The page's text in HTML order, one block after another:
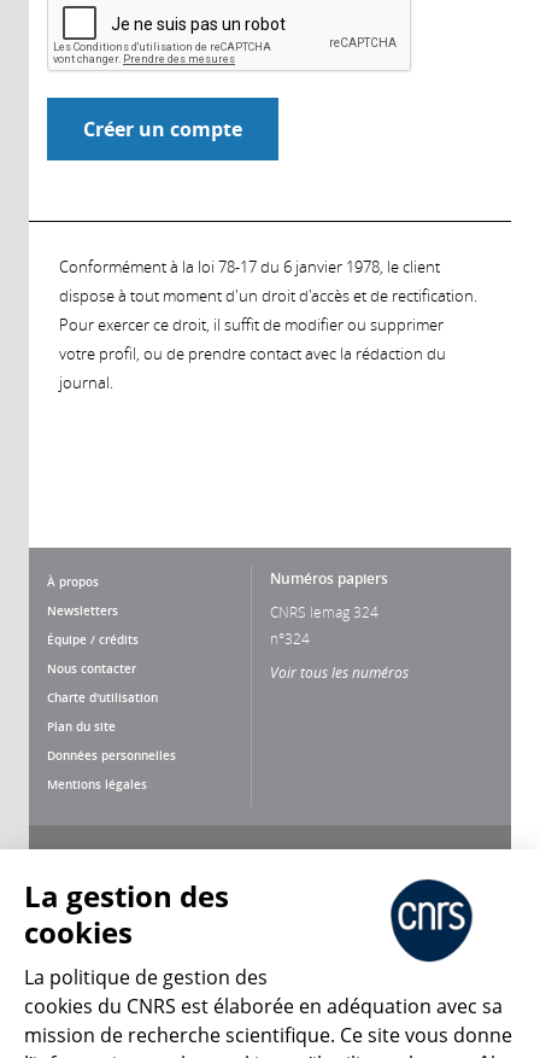
Conformément à la loi 78-17 du 6 janvier 1978, le client
dispose à tout moment d'un droit d'accès et de rectification.
Pour exercer ce droit, il suffit de modifier ou supprimer
votre profil, ou de prendre contact avec la rédaction du
journal.
À propos
Newsletters
Équipe / crédits
Nous contacter
Charte d'utilisation
Plan du site
Données personnelles
Mentions légales
Numéros papiers
CNRS lemag 324
n°324
Voir tous les numéros
CNRS Le Mag
La gestion des
cookies
La politique de gestion des
cookies du CNRS est élaborée en adéquation avec sa
mission de recherche scientifique. Ce site vous donne